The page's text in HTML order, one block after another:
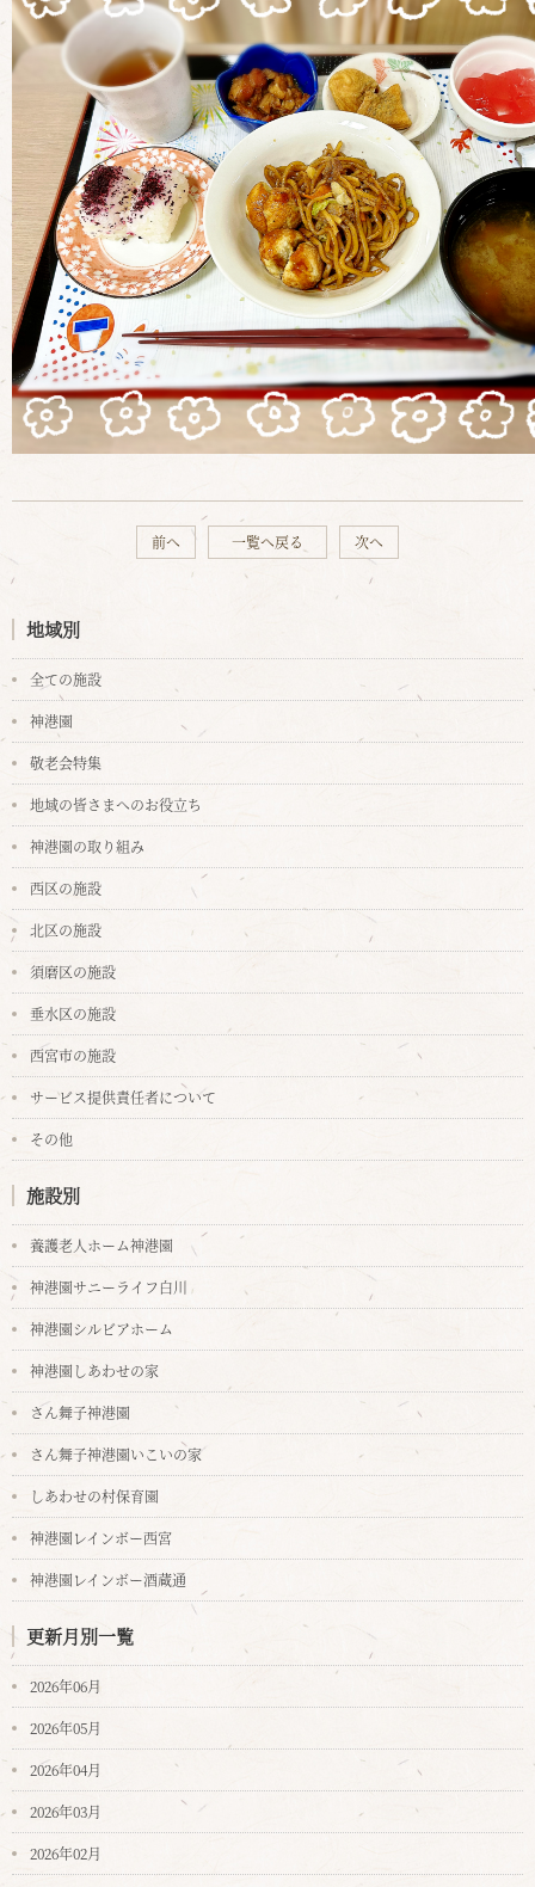
前へ 一覧へ戻る 次へ
地域別
全ての施設
神港園
敬老会特集
地域の皆さまへのお役立ち
神港園の取り組み
西区の施設
北区の施設
須磨区の施設
垂水区の施設
西宮市の施設
サービス提供責任者について
その他
施設別
養護老人ホーム神港園
神港園サニーライフ白川
神港園シルビアホーム
神港園しあわせの家
さん舞子神港園
さん舞子神港園いこいの家
しあわせの村保育園
神港園レインボー西宮
神港園レインボー酒蔵通
更新月別一覧
2026年06月
2026年05月
2026年04月
2026年03月
2026年02月